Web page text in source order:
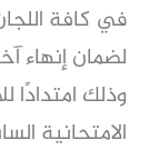
في كافة
لضمان إنهاء
وذلك امتدادًا
الامتحانية